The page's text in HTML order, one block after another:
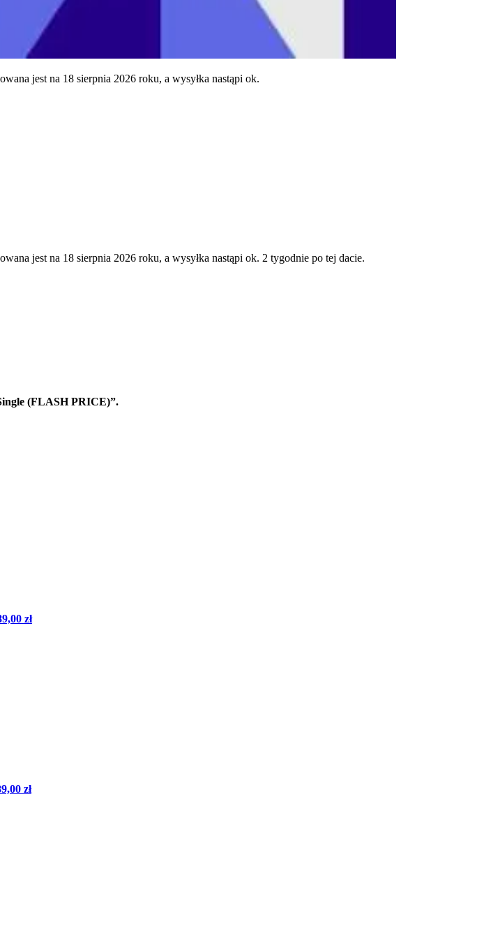
jest na 18 sierpnia 2026 roku, a wysyłka nastąpi ok.
jest na 18 sierpnia 2026 roku, a wysyłka nastąpi ok. 2 tygodnie po tej dacie.
(FLASH PRICE)”.
zł
zł